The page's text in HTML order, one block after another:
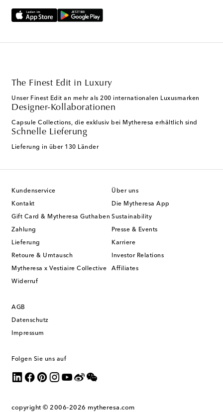
The Finest Edit in Luxury
Unser Finest Edit an mehr als 200 internationalen Luxusmarken
Designer-Kollaborationen
Capsule Collections, die exklusiv bei Mytheresa erhältlich sind
Schnelle Lieferung
Lieferung in über 130 Länder
Kundenservice
Kontakt
Gift Card & Mytheresa Guthaben
Zahlung
Lieferung
Retoure & Umtausch
Mytheresa x Vestiaire Collective
Widerruf
Über uns
Die Mytheresa App
Sustainability
Presse & Events
Karriere
Investor Relations
Affiliates
AGB
Datenschutz
Impressum
Folgen Sie uns auf
copyright © 2006-2026 mytheresa.com